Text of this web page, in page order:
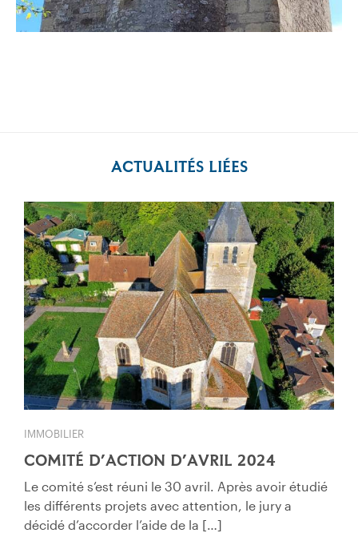
ACTUALITÉS LIÉES
IMMOBILIER
COMITÉ D’ACTION D’AVRIL 2024
Le comité s’est réuni le 30 avril. Après avoir étudié
les différents projets avec attention, le jury a
décidé d’accorder l’aide de la […]